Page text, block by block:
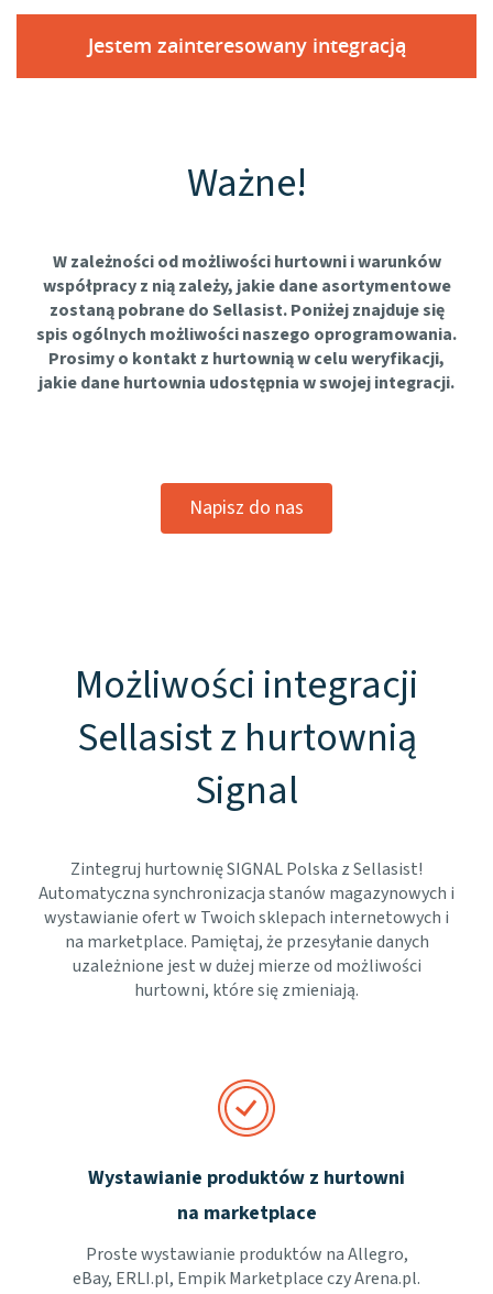
Jestem zainteresowany integracją
Ważne!
W zależności od możliwości hurtowni i warunków
współpracy z nią zależy, jakie dane asortymentowe
zostaną pobrane do Sellasist. Poniżej znajduje się
spis ogólnych możliwości naszego oprogramowania.
Prosimy o kontakt z hurtownią w celu weryfikacji,
jakie dane hurtownia udostępnia w swojej integracji.
Napisz do nas
Możliwości integracji
Sellasist z hurtownią
Signal
Zintegruj hurtownię SIGNAL Polska z Sellasist!
Automatyczna synchronizacja stanów magazynowych i
wystawianie ofert w Twoich sklepach internetowych i
na marketplace. Pamiętaj, że przesyłanie danych
uzależnione jest w dużej mierze od możliwości
hurtowni, które się zmieniają.
Wystawianie produktów z hurtowni
na marketplace
Proste wystawianie produktów na Allegro,
eBay, ERLI.pl, Empik Marketplace czy Arena.pl.